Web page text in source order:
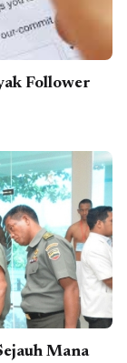
Follower
Mana